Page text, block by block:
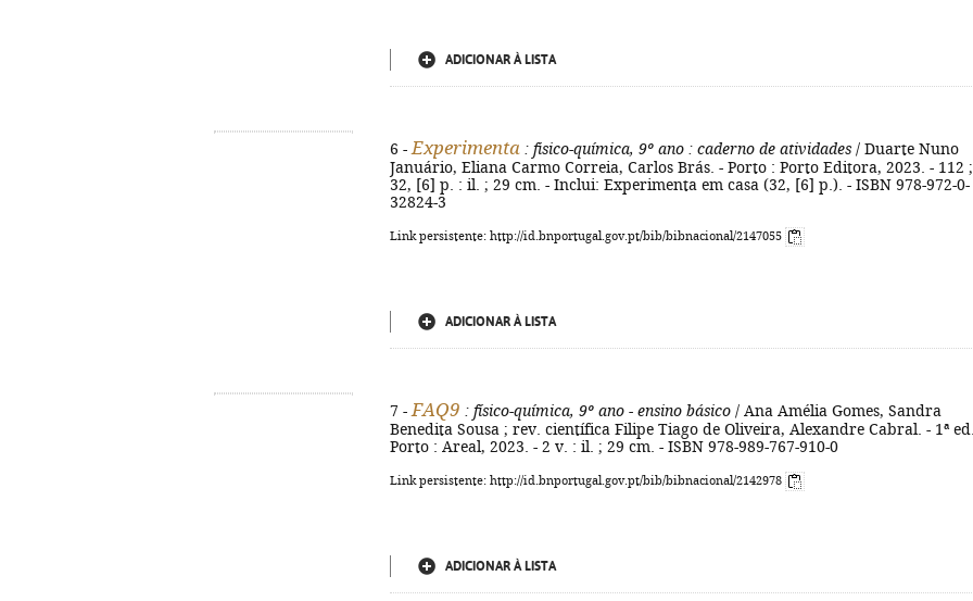
ADICIONAR À LISTA
6 - Experimenta : fisico-química, 9º ano : caderno de atividades / Duarte Nuno
Januário, Eliana Carmo Correia, Carlos Brás. - Porto : Porto Editora, 2023. - 112 ;
32, [6] p. : il. ; 29 cm. - Inclui: Experimenta em casa (32, [6] p.). - ISBN 978-972-0-
32824-3
Link persistente: http://id.bnportugal.gov.pt/bib/bibnacional/2147055
ADICIONAR À LISTA
7 - FAQ9 : físico-química, 9º ano - ensino básico / Ana Amélia Gomes, Sandra
Benedita Sousa ; rev. científica Filipe Tiago de Oliveira, Alexandre Cabral. - 1ª
Porto : Areal, 2023. - 2 v. : il. ; 29 cm. - ISBN 978-989-767-910-0
Link persistente: http://id.bnportugal.gov.pt/bib/bibnacional/2142978
ADICIONAR À LISTA